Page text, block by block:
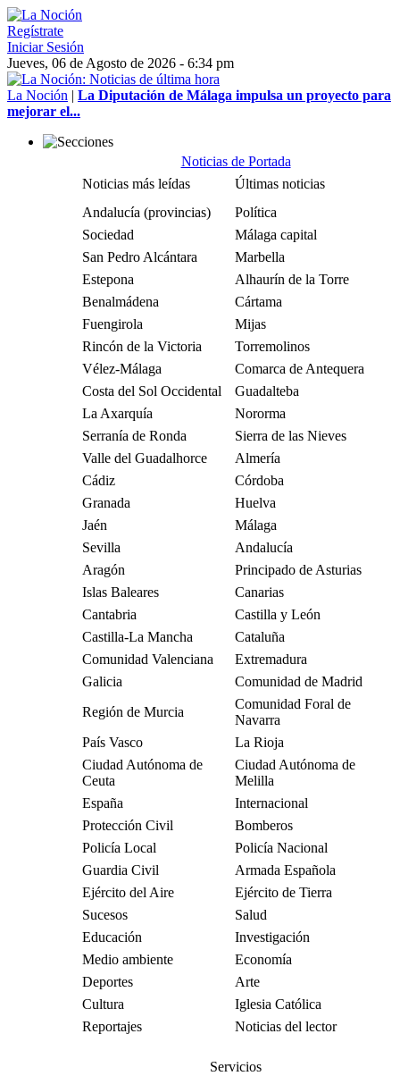
Regístrate
Iniciar Sesión
Jueves, 06 de Agosto de 2026 - 6:34 pm
La Noción | La Diputación de Málaga impulsa un proyecto para
mejorar el...
Noticias de Portada
Noticias más leídas
Últimas noticias
Andalucía (provincias)
Política
Sociedad
Málaga capital
San Pedro Alcántara
Marbella
Estepona
Alhaurín de la Torre
Benalmádena
Cártama
Fuengirola
Mijas
Rincón de la Victoria
Torremolinos
Vélez-Málaga
Comarca de Antequera
Costa del Sol Occidental
Guadalteba
La Axarquía
Nororma
Serranía de Ronda
Sierra de las Nieves
Valle del Guadalhorce
Almería
Cádiz
Córdoba
Granada
Huelva
Jaén
Málaga
Sevilla
Andalucía
Aragón
Principado de Asturias
Islas Baleares
Canarias
Cantabria
Castilla y León
Castilla-La Mancha
Cataluña
Comunidad Valenciana
Extremadura
Galicia
Comunidad de Madrid
Región de Murcia
Comunidad Foral de
Navarra
País Vasco
La Rioja
Ciudad Autónoma de
Ceuta
Ciudad Autónoma de
Melilla
España
Internacional
Protección Civil
Bomberos
Policía Local
Policía Nacional
Guardia Civil
Armada Española
Ejército del Aire
Ejército de Tierra
Sucesos
Salud
Educación
Investigación
Medio ambiente
Economía
Deportes
Arte
Cultura
Iglesia Católica
Reportajes
Noticias del lector
Servicios